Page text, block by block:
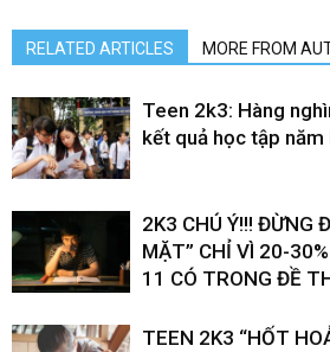
RELATED ARTICLES MORE FROM
Teen 2k3: Hàng
kết quả học tập năm
2K3 CHÚ Ý!!! ĐỪNG
MẶT” CHỈ VÌ 20-
11 CÓ TRONG ĐỀ
TEEN 2K3 “HỐT